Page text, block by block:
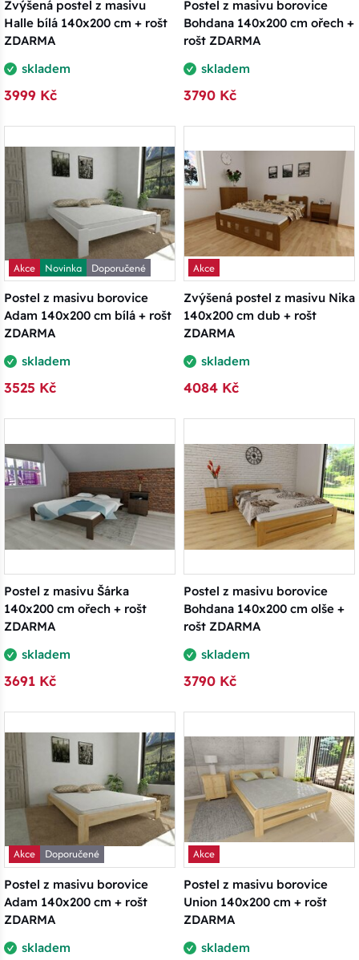
Zvýšená postel z masivu
Halle bílá 140x200 cm + rošt
ZDARMA
skladem
3999 Kč
Postel z masivu borovice
Bohdana 140x200 cm ořech +
rošt ZDARMA
skladem
3790 Kč
Akce Novinka
Doporučené
Postel z masivu borovice
Adam 140x200 cm bílá + rošt
ZDARMA
skladem
3525 Kč
Akce
Zvýšená postel z masivu Nika
140x200 cm dub + rošt
ZDARMA
skladem
4084 Kč
Postel z masivu Šárka
140x200 cm ořech + rošt
ZDARMA
skladem
3691 Kč
Postel z masivu borovice
Bohdana 140x200 cm olše +
rošt ZDARMA
skladem
3790 Kč
Akce
Doporučené
Postel z masivu borovice
Adam 140x200 cm + rošt
ZDARMA
skladem
Akce
Postel z masivu borovice
Union 140x200 cm + rošt
ZDARMA
skladem